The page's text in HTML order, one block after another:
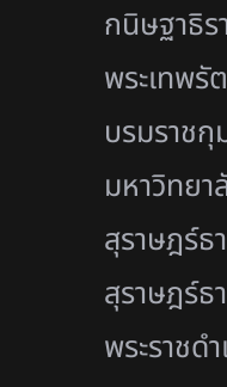
กนิษฐาธิร
พระเทพรั
บรมราช
มหาวิทยา
สุราษฎร์ธ
สุราษฎร์ธ
พระราชด